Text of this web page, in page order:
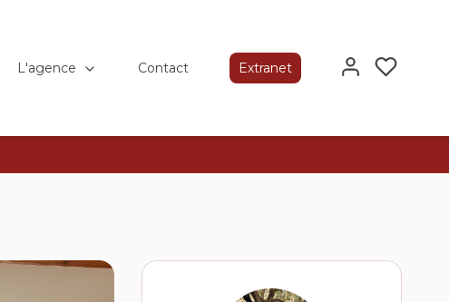
L'agence Contact Extranet